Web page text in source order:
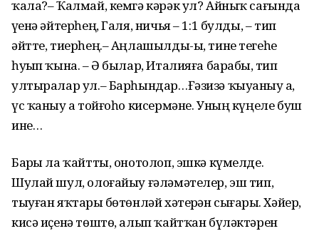
Барҙы ла ҡайтты, онотолоп, эшкә күмелде.
Шулай шул, олоғайыу ғәләмәтелер, эш тип,
тыуған яҡтарҙы бөтөнләй хәтерҙән сығарҙы. Хәйер,
кисә иҫенә төштө, алып ҡайтҡан бүләктәрен